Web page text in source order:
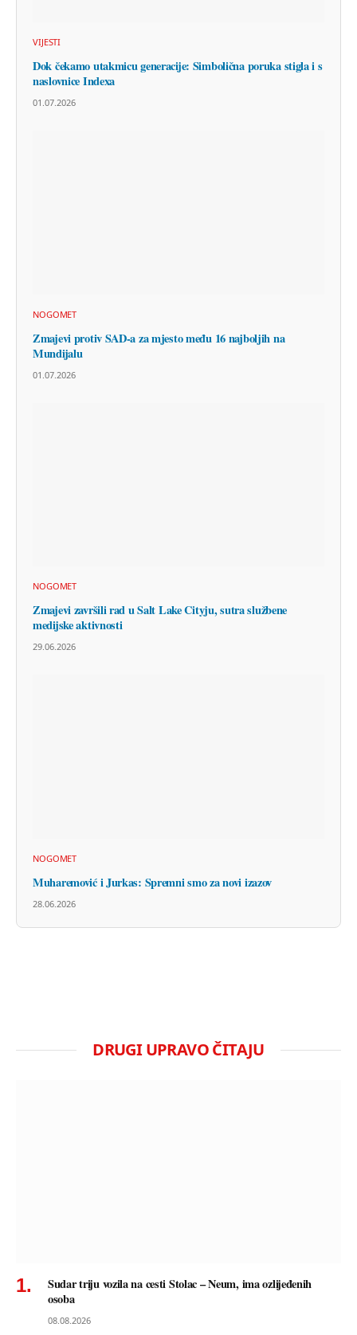
VIJESTI
Dok čekamo utakmicu generacije: Simbolična poruka stigla i s
naslovnice Indexa
01.07.2026
NOGOMET
Zmajevi protiv SAD-a za mjesto među 16 najboljih na
Mundijalu
01.07.2026
NOGOMET
Zmajevi završili rad u Salt Lake Cityju, sutra službene
medijske aktivnosti
29.06.2026
NOGOMET
Muharemović i Jurkas: Spremni smo za novi izazov
28.06.2026
DRUGI UPRAVO ČITAJU
Sudar triju vozila na cesti Stolac – Neum, ima ozlijeđenih
osoba
08.08.2026